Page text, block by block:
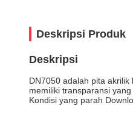
Deskripsi Produk
Deskripsi
DN7050 adalah pita akrilik
memiliki transparansi
Kondisi yang parah